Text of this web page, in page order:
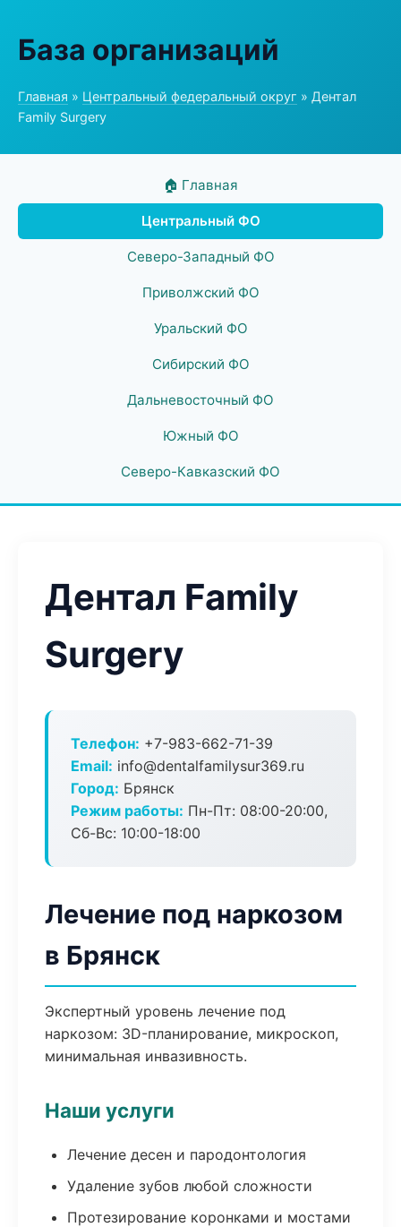
База организаций
Главная » Центральный федеральный округ » Дентал
Family Surgery
🏠 Главная
Центральный ФО
Северо-Западный ФО
Приволжский ФО
Уральский ФО
Сибирский ФО
Дальневосточный ФО
Южный ФО
Северо-Кавказский ФО
Дентал Family
Surgery
Телефон: +7-983-662-71-39
Email: info@dentalfamilysur369.ru
Город: Брянск
Режим работы: Пн-Пт: 08:00-20:00,
Сб-Вс: 10:00-18:00
Лечение под наркозом
в Брянск
Экспертный уровень лечение под
наркозом: 3D-планирование, микроскоп,
минимальная инвазивность.
Наши услуги
Лечение десен и пародонтология
Удаление зубов любой сложности
Протезирование коронками и мостами